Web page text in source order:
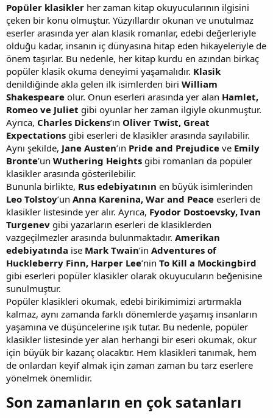
Popüler klasikler her zaman kitap okuyucularının ilgisini
çeken bir konu olmuştur. Yüzyıllardır okunan ve unutulmaz
eserler arasında yer alan klasik romanlar, edebi değerleriyle
olduğu kadar, insanın iç dünyasına hitap eden hikayeleriyle de
önem taşırlar. Bu nedenle, her kitap kurdu en azından birkaç
popüler klasik okuma deneyimi yaşamalıdır. Klasik
denildiğinde akla gelen ilk isimlerden biri William
Shakespeare olur. Onun eserleri arasında yer alan Hamlet,
Romeo ve Juliet gibi oyunlar her zaman ilgiyle okunmuştur.
Ayrıca, Charles Dickens’ın Oliver Twist, Great
Expectations gibi eserleri de klasikler arasında sayılabilir.
Aynı şekilde, Jane Austen’ın Pride and Prejudice ve Emily
Bronte’un Wuthering Heights gibi romanları da popüler
klasikler arasında gösterilebilir.
Bununla birlikte, Rus edebiyatının en büyük isimlerinden
Leo Tolstoy’un Anna Karenina, War and Peace eserleri de
klasikler listesinde yer alır. Ayrıca, Fyodor Dostoevsky, Ivan
Turgenev gibi yazarların eserleri de klasiklerden
vazgeçilmezler arasında bulunmaktadır. Amerikan
edebiyatında ise Mark Twain’in Adventures of
Huckleberry Finn, Harper Lee’nin To Kill a Mockingbird
gibi eserleri popüler klasikler olarak okuyucuların beğenisine
sunulmuştur.
Popüler klasikleri okumak, edebi birikimimizi artırmakla
kalmaz, aynı zamanda farklı dönemlerde yaşamış insanların
yaşamına ve düşüncelerine ışık tutar. Bu nedenle, popüler
klasikler listesinde yer alan herhangi bir eseri okumak, okur
için büyük bir kazanç olacaktır. Hem klasikleri tanımak, hem
de onlardan keyif almak için zaman zaman bu tarz eserlere
yönelmek önemlidir.
Son zamanların en çok satanları​